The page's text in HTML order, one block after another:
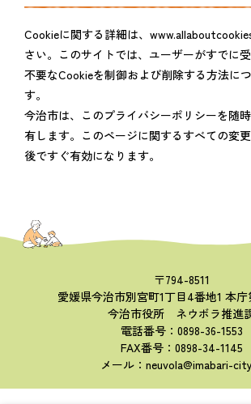
Cookieに関する詳細は、
さい。このサイトでは、ユーザーがすでに受
不要なCookieを制御および削除する方法に
す。
今治市は、このプライバシーポリシーを随
有します。このページに関するすべての変
後ですぐ有効になります。
〒794-8511
愛媛県今治市別宮町1丁目4番地1 本
今治市役所 ネウボラ推進
電話番号：0898-36-1553
FAX番号：0898-34-1145
メール：neuvola@imabari-